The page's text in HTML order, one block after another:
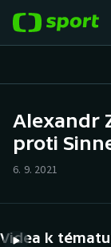
Hokej
Alexandr
proti
6. 9. 2021
Videa k tématu